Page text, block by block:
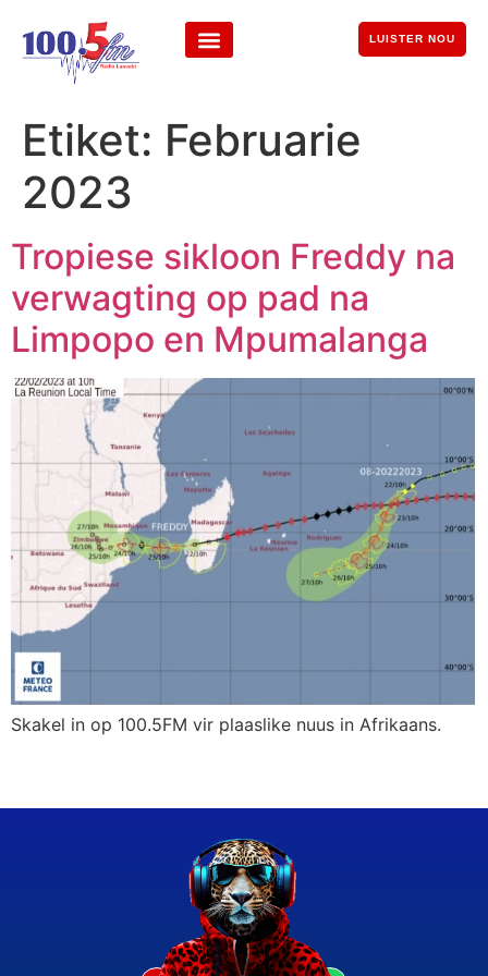
LUISTER NOU
Etiket: Februarie
2023
Tropiese sikloon Freddy na
verwagting op pad na
Limpopo en Mpumalanga
Skakel in op 100.5FM vir plaaslike nuus in Afrikaans.